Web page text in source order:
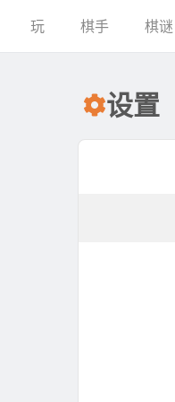
玩 棋手 棋谜
设置